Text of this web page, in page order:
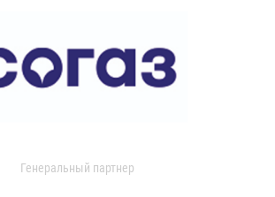
Генеральный партнер